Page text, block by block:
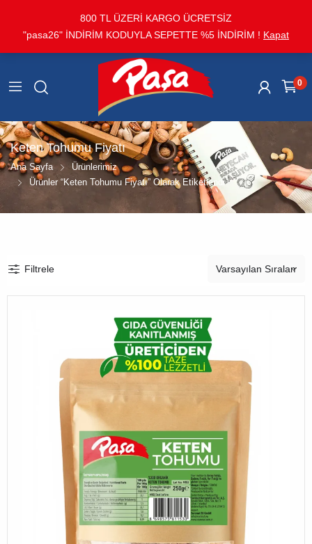
800 TL ÜZERİ KARGO ÜCRETSİZ
"pasa26" İNDİRİM KODUYLA SEPETTE %5 İNDİRİM ! Kapat
0
Keten Tohumu Fiyatı
Ana Sayfa
Ürünlerimiz
Ürünler “keten Tohumu Fiyatı” Olarak Etiketlendi
Filtrele